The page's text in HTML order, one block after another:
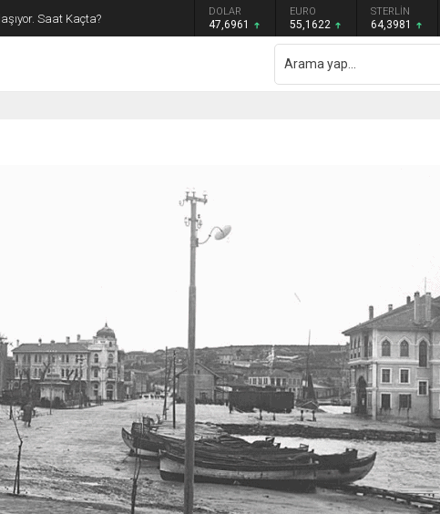
Saat Kaçta? DOLAR
47,6961
EURO
55,1622
STERLİN
64,3981